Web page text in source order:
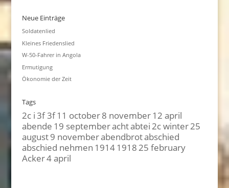
Neue Einträge
Soldatenlied
Kleines Friedenslied
W-50-Fahrer in Angola
Ermutigung
Ökonomie der Zeit
Tags
2c i3f 3f11 october8 november12 april
abende 19 septemberachtabtei2c winter25
august9 novemberabendbrotabschied
abschied nehmen 1914191825 february
Acker4 april